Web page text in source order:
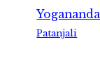
Yogananda
Patanjali